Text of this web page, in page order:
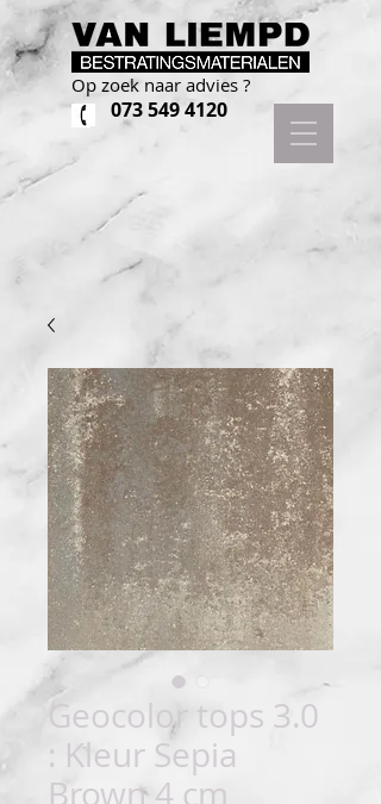
Op zoek naar advies ?
073 549 4120
Geocolor tops 3.0
: Kleur Sepia
Brown 4 cm